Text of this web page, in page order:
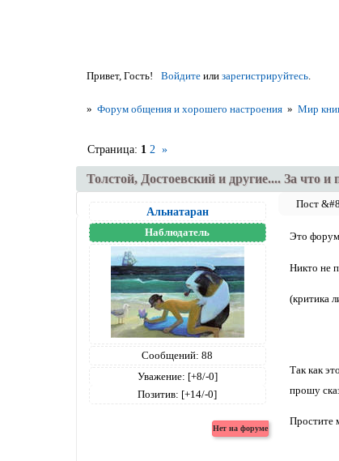
Привет, Гость! Войдитеили зарегистрируйтесь.
» Форум общения и хорошего настроения » Мир
Толстой, Достоевский и другие.... За что и
Страница: 1 2 »
Альнатаран
Наблюдатель
Сообщений: 88
Уважение: [+8/-0]
Позитив: [+14/-0]
Это
Никто не
(критика
Так как
прошу
Простите